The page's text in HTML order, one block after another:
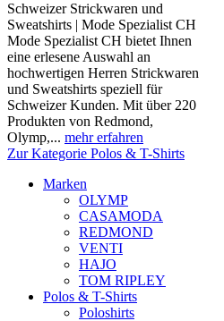
Schweizer Strickwaren und
Sweatshirts | Mode Spezialist CH
Mode Spezialist CH bietet Ihnen
eine erlesene Auswahl an
hochwertigen Herren Strickwaren
und Sweatshirts speziell für
Schweizer Kunden. Mit über 220
Produkten von Redmond,
Olymp,... mehr erfahren
Zur Kategorie Polos & T-Shirts
Marken
OLYMP
CASAMODA
REDMOND
VENTI
HAJO
TOM RIPLEY
Polos & T-Shirts
Poloshirts